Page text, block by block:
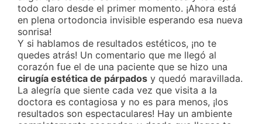
todo claro desde el primer momento. ¡Ahora está
en plena ortodoncia invisible esperando esa nueva
sonrisa!
Y si hablamos de resultados estéticos, ¡no te
quedes atrás! Un comentario que me llegó al
corazón fue el de una paciente que se hizo una
cirugía estética de párpados y quedó maravillada.
La alegría que siente cada vez que visita a la
doctora es contagiosa y no es para menos, ¡los
resultados son espectaculares! Hay un ambiente